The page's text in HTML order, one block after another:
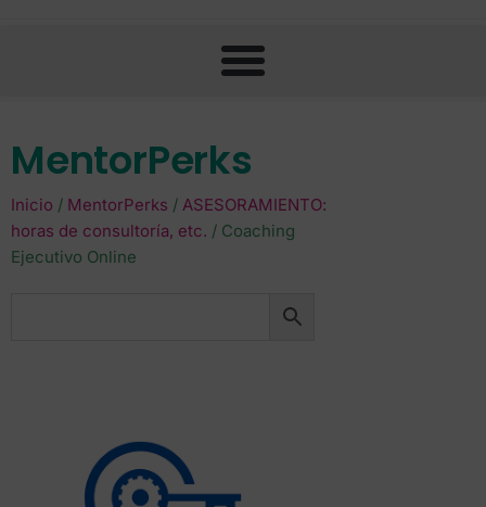
MentorPerks
Inicio / MentorPerks / ASESORAMIENTO:
horas de consultoría, etc. / Coaching
Ejecutivo Online